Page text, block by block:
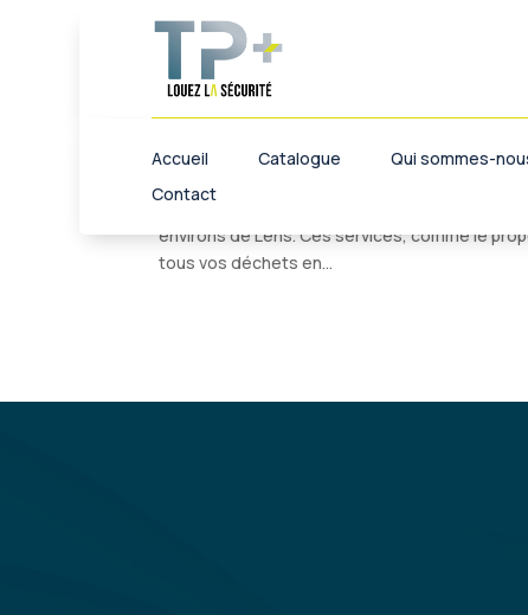
Accueil Catalogue Qui sommes-
Contact
Tout sur les services de
62300
Décharge Lens
Le monde d’aujourd’hui devient plus
environs de Lens. Ces services, comme le
tous vos déchets en...